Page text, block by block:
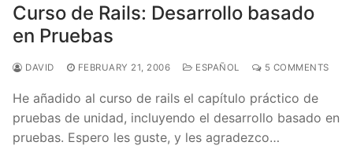
Curso de Rails: Desarrollo basado
en Pruebas
DAVID FEBRUARY 21, 2006 ESPAÑOL 5 COMMENTS
He añadido al curso de rails el capítulo práctico de
pruebas de unidad, incluyendo el desarrollo basado en
pruebas. Espero les guste, y les agradezco…